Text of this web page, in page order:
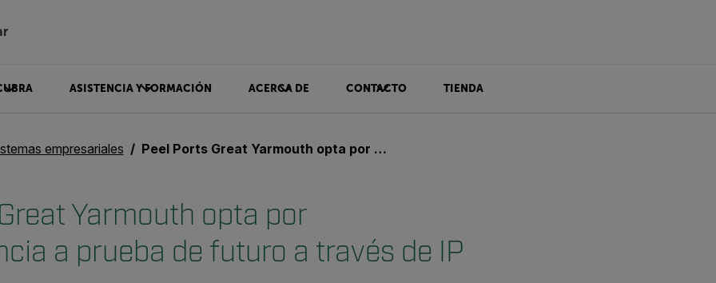
ASISTENCIA Y FORMACIÓN ACERCA DE CONTACTO TIENDA
empresariales Peel Ports Great Yarmouth opta por videovigilancia a prueba de futuro a través de IP
Yarmouth opta por
a prueba de futuro a través de IP